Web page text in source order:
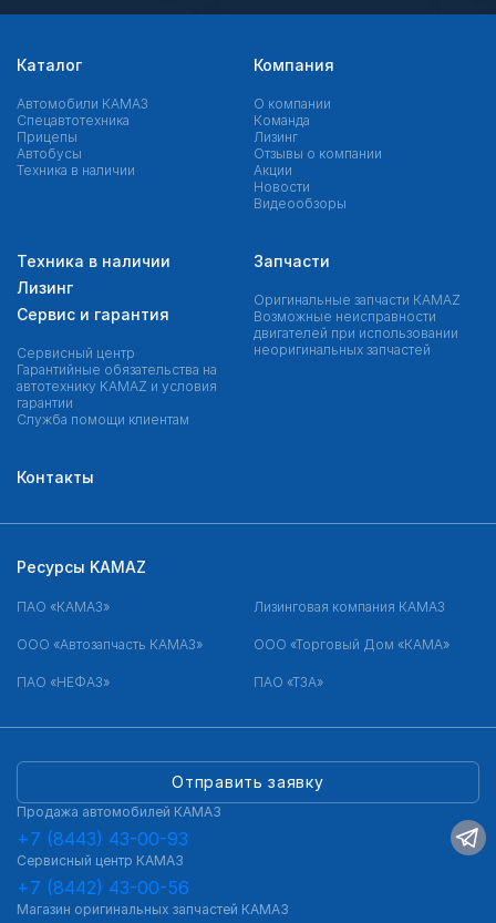
Каталог
Автомобили КАМАЗ
Спецавтотехника
Прицепы
Автобусы
Техника в наличии
Компания
О компании
Команда
Лизинг
Отзывы о компании
Акции
Новости
Видеообзоры
Техника в наличии
Лизинг
Сервис и гарантия
Сервисный центр
Гарантийные обязательства на
автотехнику KAMAZ и условия
гарантии
Служба помощи клиентам
Запчасти
Оригинальные запчасти КAMAZ
Возможные неисправности
двигателей при использовании
неоригинальных запчастей
Контакты
Отправить заявку
Продажа автомобилей КАМАЗ
+7 (8443) 43-00-93
Сервисный центр КАМАЗ
+7 (8442) 43-00-56
Магазин оригинальных запчастей КАМАЗ
Ресурсы KAMAZ
ПАО «КАМАЗ» Лизинговая компания КАМАЗ
ООО «Автозапчасть КАМАЗ» ООО «Торговый Дом «КАМА»
ПАО «НЕФАЗ» ПАО «ТЗА»